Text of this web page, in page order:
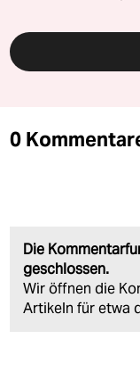
0
Die
geschlossen.
Wir öffnen die
Artikeln für etwa